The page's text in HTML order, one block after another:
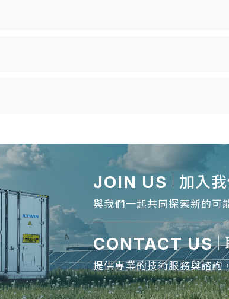
JOIN US 加入我
與我們一起共同探索新的可
CONTACT US
提供專業的技術服務與諮詢